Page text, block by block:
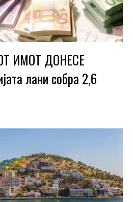
ИМОТ ДОНЕСЕ
лани собра 2,6